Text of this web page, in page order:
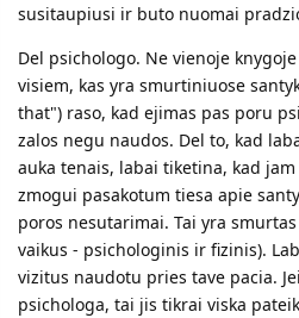
susitaupiusi ir buto nuomai
Del psichologo. Ne vienoje
visiem, kas yra smurtiniuose
that") raso, kad ejimas pas poru
zalos negu naudos. Del to, kad
auka tenais, labai tiketina, kad
zmogui pasakotum tiesa apie
poros nesutarimai. Tai yra
vaikus - psichologinis ir fizinis).
vizitus naudotu pries tave pacia.
psichologa, tai jis tikrai viska